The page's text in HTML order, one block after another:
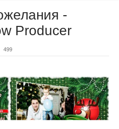
-
Producer
499